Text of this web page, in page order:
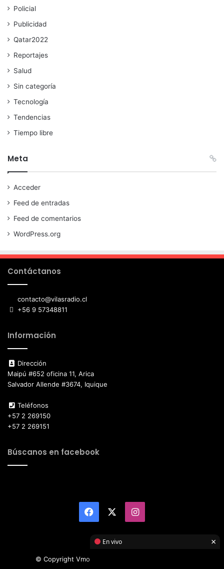
Policial
Publicidad
Qatar2022
Reportajes
Salud
Sin categoría
Tecnología
Tendencias
Tiempo libre
Meta
Acceder
Feed de entradas
Feed de comentarios
WordPress.org
Contáctanos
contacto@vilasradio.cl
+56 9 57348811
Información
Dirección
Maipú #652 oficina 11, Arica
Salvador Allende #3674, Iquique
Teléfonos
+57 2 269150
+57 2 269151
Búscanos en facebook
Facebook Instagram
© Copyright Vmotor TI 2026, All Rights Reserved
En vivo ×